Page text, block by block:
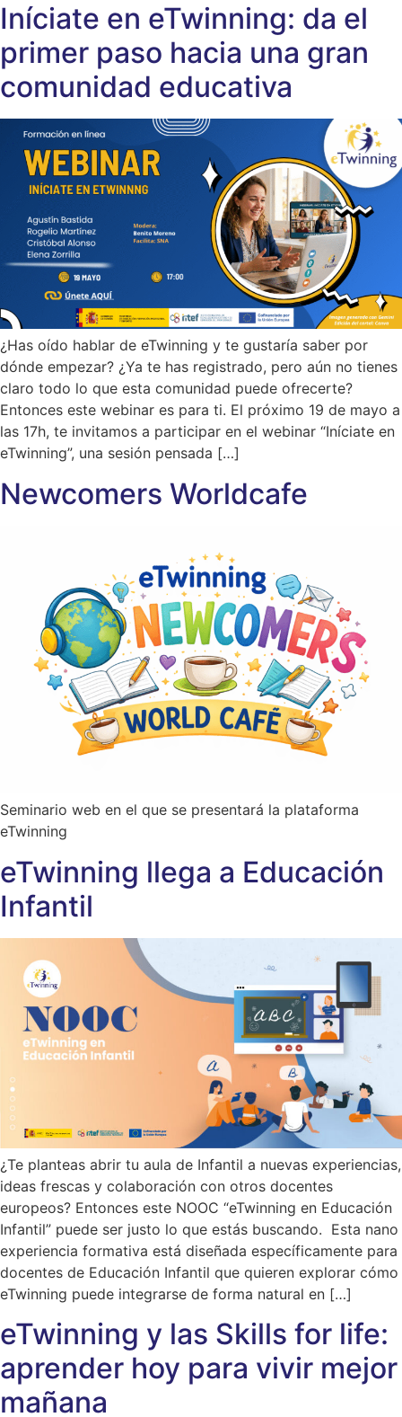
Iníciate en eTwinning: da el
primer paso hacia una gran
comunidad educativa
¿Has oído hablar de eTwinning y te gustaría saber por
dónde empezar? ¿Ya te has registrado, pero aún no tienes
claro todo lo que esta comunidad puede ofrecerte?
Entonces este webinar es para ti. El próximo 19 de mayo a
las 17h, te invitamos a participar en el webinar “Iníciate en
eTwinning”, una sesión pensada […]
Newcomers Worldcafe
Seminario web en el que se presentará la plataforma
eTwinning
eTwinning llega a Educación
Infantil
¿Te planteas abrir tu aula de Infantil a nuevas experiencias,
ideas frescas y colaboración con otros docentes
europeos? Entonces este NOOC “eTwinning en Educación
Infantil” puede ser justo lo que estás buscando. Esta nano
experiencia formativa está diseñada específicamente para
docentes de Educación Infantil que quieren explorar cómo
eTwinning puede integrarse de forma natural en […]
eTwinning y las Skills for life:
aprender hoy para vivir mejor
mañana